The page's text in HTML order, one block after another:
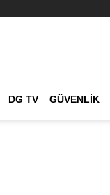
DG TV GÜVENLIK